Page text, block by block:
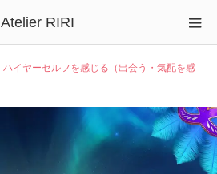
Atelier RIRI
ハイヤーセルフを感じる（出会う・気配を感